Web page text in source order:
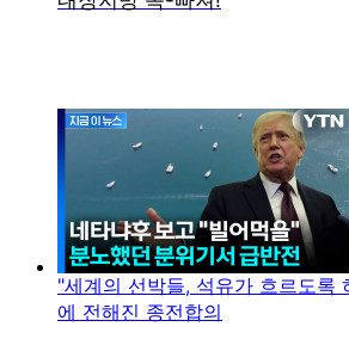
"세계의 선박들, 석유가 흐르도록
에 전해진 종전합의